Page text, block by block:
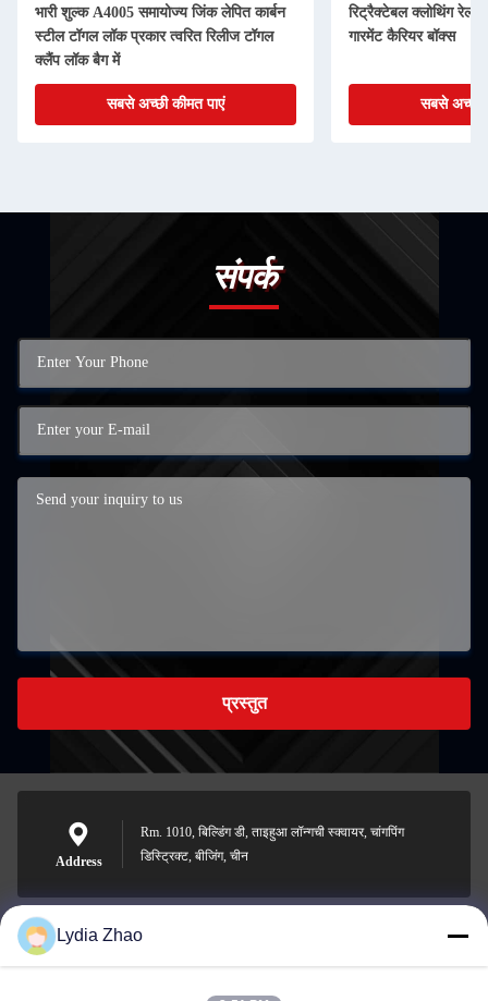
भारी शुल्क A4005 समायोज्य जिंक लेपित कार्बन
स्टील टॉगल लॉक प्रकार त्वरित रिलीज टॉगल
क्लैंप लॉक बैग में
सबसे अच्छी कीमत पाएं
रिट्रैक्टेबल क्लोथिंग रेल
गारमेंट कैरियर बॉक्स
सबसे अच्छी
संपर्क
प्रस्तुत
Address
Rm. 1010, बिल्डिंग डी, ताइहुआ लॉन्गची स्क्वायर, चांगपिंग
डिस्ट्रिक्ट, बीजिंग, चीन
jesingd@vip.sina.com
Lydia Zhao